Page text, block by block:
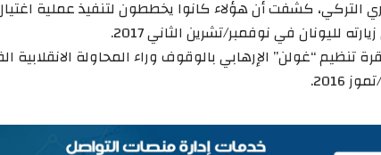
التركي، كشفت أن هؤلاء كانوا يخططون لتنفيذ عملية
لليونان في نوفمبر/تشرين الثاني 2017.
تنظيم “غولن” الإرهابي بالوقوف وراء المحاولة الانقلابية